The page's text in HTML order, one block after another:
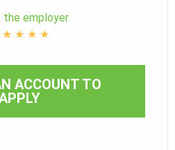
the employer
★ ★ ★ ★
ACCOUNT TO